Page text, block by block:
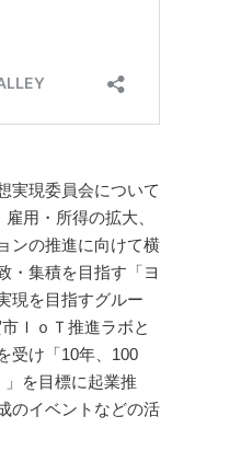
実現委員会について
用・所得の拡大、
ンの推進に向けて横
・集積を目指す「ヨ
現を目指すグルー
ＩｏＴ推進ラボと
受け「10年、100
を目標に起業推
のイベントなどの活